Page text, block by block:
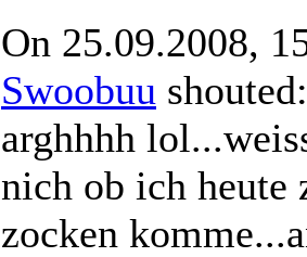
On 25.09.2008,
Swoobuu
arghhhh
nich ob ich heute
zocken